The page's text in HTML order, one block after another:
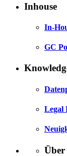
Inhouse
In-
GC
Legal
Über